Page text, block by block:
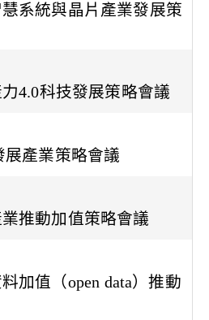
系統與晶片產業發展策
4.0科技發展策略會議
展產業策略會議
推動加值策略會議
加值（open data）推動